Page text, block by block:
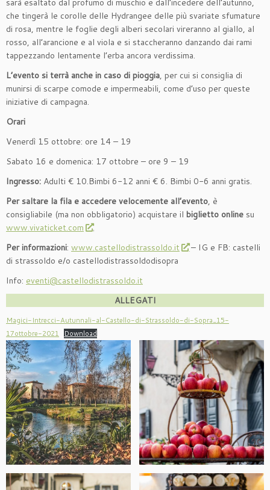
sarà esaltato dal profumo di muschio e dall’incedere dell’autunno,
che tingerà le corolle delle Hydrangee delle più svariate sfumature
di rosa, mentre le foglie degli alberi secolari vireranno al giallo, al
rosso, all’arancione e al viola e si staccheranno danzando dai rami
tappezzando lentamente l’erba ancora verdissima.
L’evento si terrà anche in caso di pioggia, per cui si consiglia di
munirsi di scarpe comode e impermeabili, come d’uso per queste
iniziative di campagna.
Orari
Venerdì 15 ottobre: ore 14 – 19
Sabato 16 e domenica: 17 ottobre – ore 9 – 19
Ingresso: Adulti € 10.Bimbi 6-12 anni € 6. Bimbi 0-6 anni gratis.
Per saltare la fila e accedere velocemente all’evento, è
consigliabile (ma non obbligatorio) acquistare il biglietto online su
www.vivaticket.com
.
Per informazioni: www.castellodistrassoldo.it
– IG e FB: castelli
di strassoldo e/o castellodistrassoldodisopra
Info: eventi@castellodistrassoldo.it
ALLEGATI
Magici-Intrecci-Autunnali-al-Castello-di-Strassoldo-di-Sopra_15-
17ottobre-2021
Download